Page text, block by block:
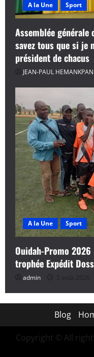
A la Une Sport
Assemblée
savez tous que si je
président de chacus
JEAN-PAUL HEMANKPAN
A la Une Sport
Ouidah-Promo 2026
trophée Expédit
admin 5 août 2026
Blog
Copyright © All